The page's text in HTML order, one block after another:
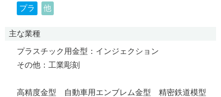
プラ 他
主な業種
プラスチック用金型：インジェクション
その他：工業彫刻
高精度金型 自動車用エンブレム金型 精密鉄道模型